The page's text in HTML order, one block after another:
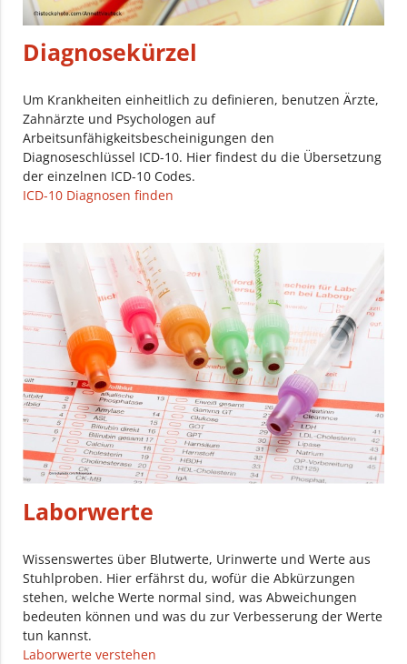
Diagnosekürzel
Um Krankheiten einheitlich zu definieren, benutzen Ärzte,
Zahnärzte und Psychologen auf
Arbeitsunfähigkeitsbescheinigungen den
Diagnoseschlüssel ICD-10. Hier findest du die Übersetzung
der einzelnen ICD-10 Codes.
ICD-10 Diagnosen finden
Laborwerte
Wissenswertes über Blutwerte, Urinwerte und Werte aus
Stuhlproben. Hier erfährst du, wofür die Abkürzungen
stehen, welche Werte normal sind, was Abweichungen
bedeuten können und was du zur Verbesserung der Werte
tun kannst.
Laborwerte verstehen